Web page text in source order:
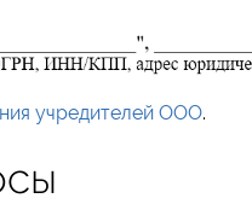
учредителей ООО.